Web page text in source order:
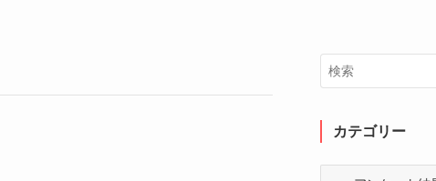
カテゴリー